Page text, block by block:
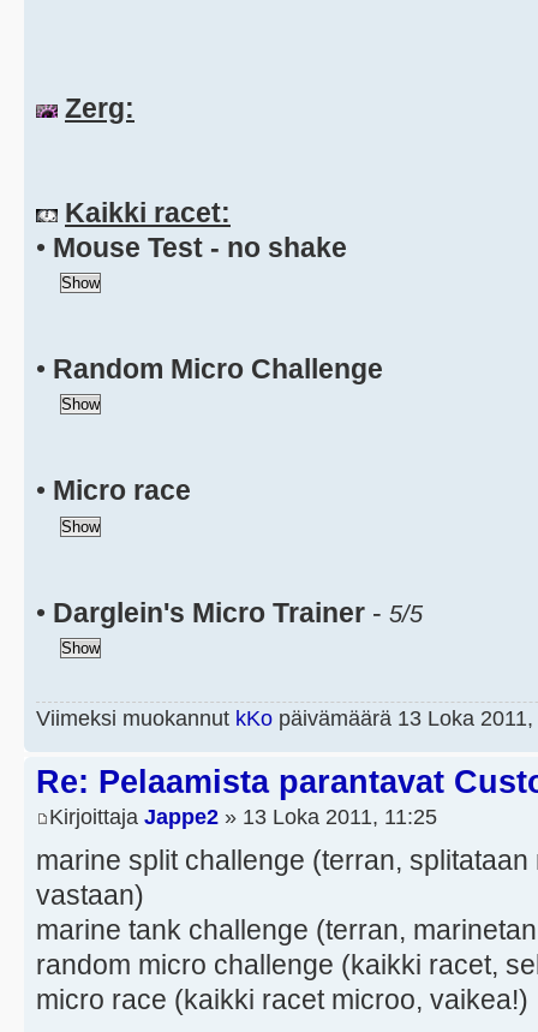
Zerg:
Kaikki racet:
• Mouse Test - no shake
• Random Micro Challenge
• Micro race
• Darglein's Micro Trainer - 5/5
Viimeksi muokannut kKo päivämäärä 13 Loka
Re: Pelaamista parantavat
Kirjoittaja Jappe2 » 13 Loka 2011, 11:25
marine split challenge (terran,
vastaan)
marine tank challenge (terran,
random micro challenge (kaikki racet,
micro race (kaikki racet microo, vaikea!)